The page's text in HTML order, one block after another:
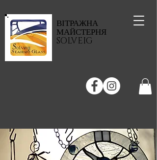
ВІТРАЖНА
МАЙСТЕРНЯ
SOLVEIG